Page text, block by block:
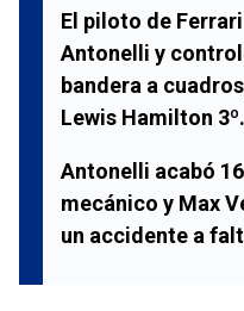
El piloto de
Antonelli y
bandera a
Lewis Hamilton 3º.
Antonelli acabó
mecánico y Max
un accidente a